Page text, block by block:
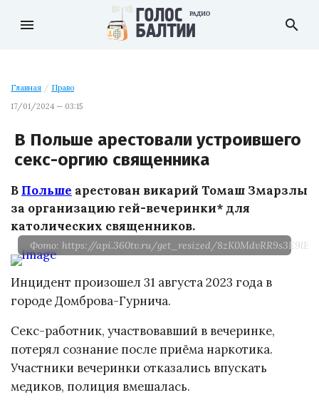
menu search
Главная / Право
17/01/2024 — 03:15
В Польше арестовали устроившего
секс-оргию священника
В Польше арестован викарий Томаш Змарзлы
за организацию гей-вечеринки* для
католических священников.
Фото: https://api.360tv.ru/get_resized/
Инцидент произошел 31 августа 2023 года в
городе Домброва-Гурнича.
Секс-работник, участвовавший в вечеринке,
потерял сознание после приёма наркотика.
Участники вечеринки отказались впускать
медиков, полиция вмешалась.